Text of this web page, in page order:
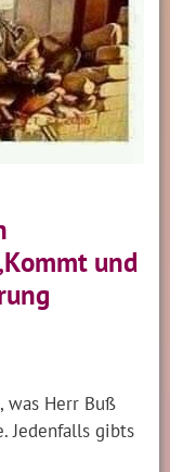
und
was Herr Buß
Jedenfalls gibts